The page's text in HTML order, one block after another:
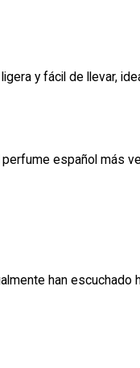
y fácil de llevar,
español más
han